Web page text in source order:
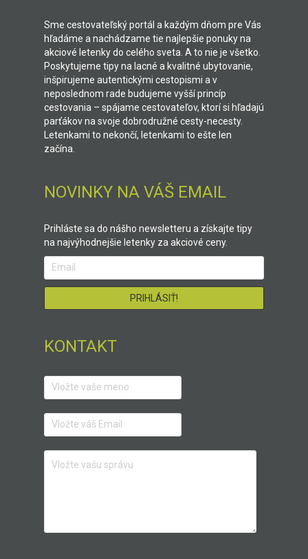
Sme cestovateľský portál a každým dňom pre Vás
hľadáme a nachádzame tie najlepšie ponuky na
akciové letenky do celého sveta. A to nie je všetko.
Poskytujeme tipy na lacné a kvalitné ubytovanie,
inšpirujeme autentickými cestopismi a v
neposlednom rade budujeme vyšší princíp
cestovania – spájame cestovateľov, ktorí si hľadajú
parťákov na svoje dobrodružné cesty-necesty.
Letenkami to nekončí, letenkami to ešte len
začína.
NOVINKY NA VÁŠ EMAIL
Prihláste sa do nášho newsletteru a získajte tipy
na najvýhodnejšie letenky za akciové ceny.
KONTAKT